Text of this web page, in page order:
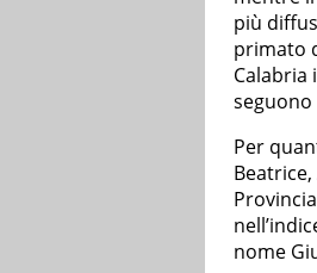
più
primato
Calabria
seguono
Per
nome